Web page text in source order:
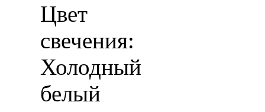
Цвет
свечения:
Холодный
белый